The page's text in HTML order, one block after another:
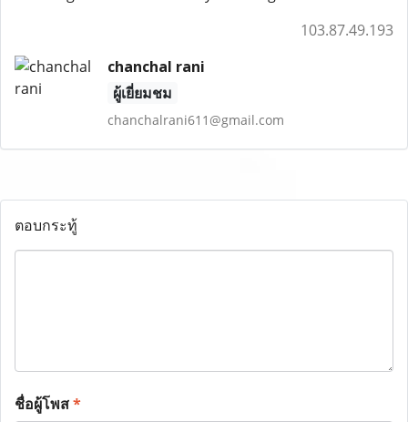
103.87.49.193
chanchal rani
ผู้เยี่ยมชม
chanchalrani611@gmail.com
ตอบกระทู้
ชื่อผู้โพส*